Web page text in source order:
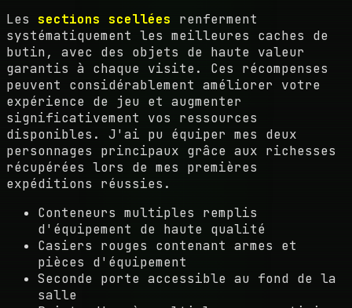
Les sections scellées renferment
systématiquement les meilleures caches de
butin, avec des objets de haute valeur
garantis à chaque visite. Ces récompenses
peuvent considérablement améliorer votre
expérience de jeu et augmenter
significativement vos ressources
disponibles. J'ai pu équiper mes deux
personnages principaux grâce aux richesses
récupérées lors de mes premières
expéditions réussies.
Conteneurs multiples remplis
d'équipement de haute qualité
Casiers rouges contenant armes et
pièces d'équipement
Seconde porte accessible au fond de la
salle